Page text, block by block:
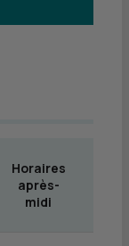
Horaires
après-
midi